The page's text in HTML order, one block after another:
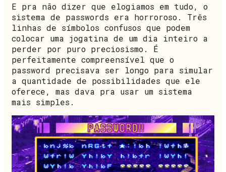
E pra não dizer que elogiamos em tudo, o
sistema de passwords era horroroso. Três
linhas de símbolos confusos que podem
colocar uma jogatina de um dia inteiro a
perder por puro preciosismo. É
perfeitamente compreensível que o
password precisava ser longo para simular
a quantidade de possibilidades que ele
oferece, mas dava pra usar um sistema
mais simples.